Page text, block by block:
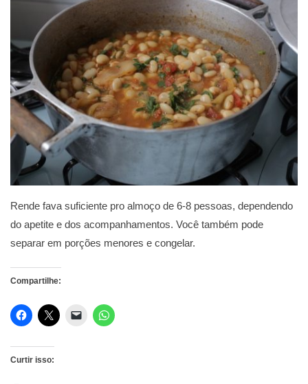
Rende fava suficiente pro almoço de 6-8 pessoas, dependendo
do apetite e dos acompanhamentos. Você também pode
separar em porções menores e congelar.
Compartilhe:
Curtir isso: